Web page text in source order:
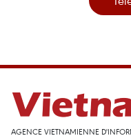
AGENCE VIETNAMIENNE